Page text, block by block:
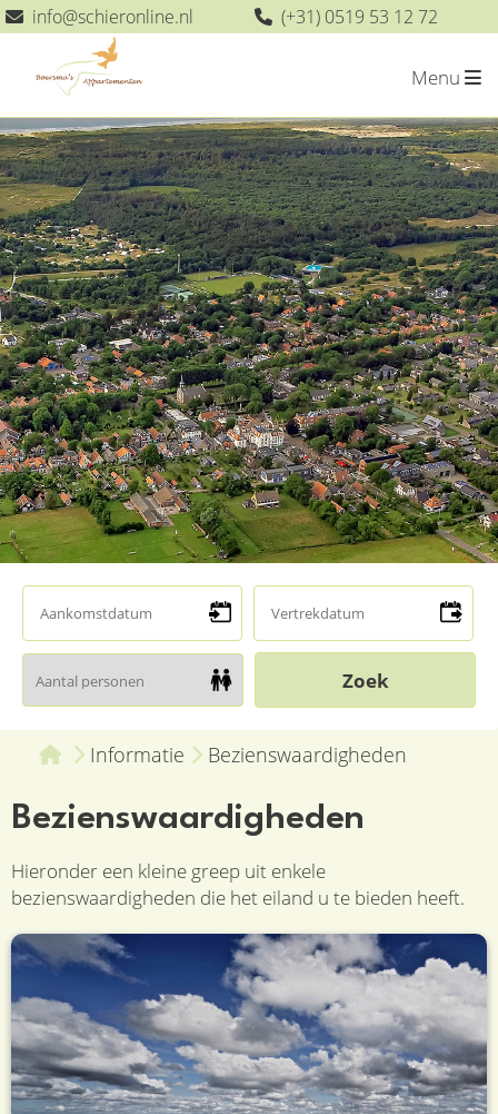
Menu
info@schieronline.nl (+31) 0519 53 12 72
Informatie Bezienswaardigheden
Bezienswaardigheden
Hieronder een kleine greep uit enkele
bezienswaardigheden die het eiland u te bieden heeft.